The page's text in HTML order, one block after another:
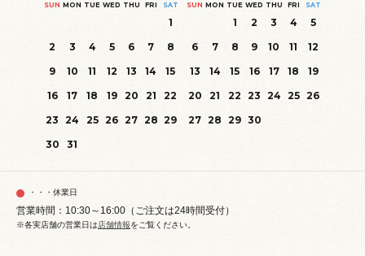
SUN MON TUE WED THU FRI SAT
1
2
3 4 5 6 7
8
9
10 11 12 13 14
15
16
17 18 19 20 21
22
23 24 25 26 27 28 29
30
31
SUN MON TUE WED THU FRI SAT
1 2 3 4
5
6
7 8 9 10 11
12
13
14 15 16 17 18
19
20
21 22 23 24 25 26
27 28 29 30
・・・休業日
営業時間：10:30～16:00（ご注文は24時間受付）
※各実店舗の営業日は店舗情報をご覧ください。